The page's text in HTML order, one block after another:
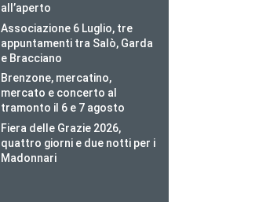
all’aperto
Associazione 6 Luglio, tre
appuntamenti tra Salò, Garda
e Bracciano
Brenzone, mercatino,
mercato e concerto al
tramonto il 6 e 7 agosto
Fiera delle Grazie 2026,
quattro giorni e due notti per i
Madonnari